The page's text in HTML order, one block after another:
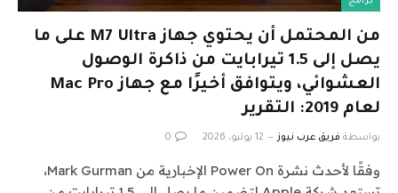
من المحتمل أن يحتوي جهاز M7 Ultra على ما
يصل إلى 1.5 تيرابايت من ذاكرة الوصول
العشوائي، ويتوافق أخيرًا مع جهاز Mac Pro
لعام 2019: التقرير
بواسطة فريق عرب نيوز 12 يوليو، 2026 0
وفقًا لأحدث نشرة Power On الإخبارية من Mark Gurman،